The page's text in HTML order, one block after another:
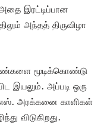
இரட்டிப்பான
அந்தத் திருவிழா
மூடிக்கொண்டு
இயலும். அப்படி ஒரு
எஸ். அரக்கனை காளிகள்
விடுகிறது.